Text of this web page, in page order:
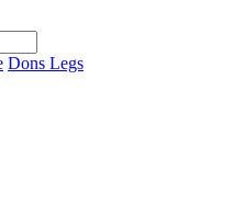
Dons Legs